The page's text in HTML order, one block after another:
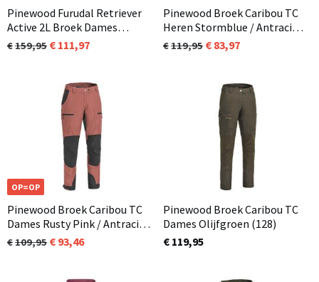
Pinewood Furudal Retriever
Active 2L Broek Dames
Mosgroen (722)
159,95 111,97
Pinewood Broek Caribou TC
Heren Stormblue / Antraciet
(365)
119,95 83,97
OP=OP
Pinewood Broek Caribou TC
Dames Rusty Pink / Antraciet
(596)
109,95 93,46
Pinewood Broek Caribou TC
Dames Olijfgroen (128)
€ 119,95